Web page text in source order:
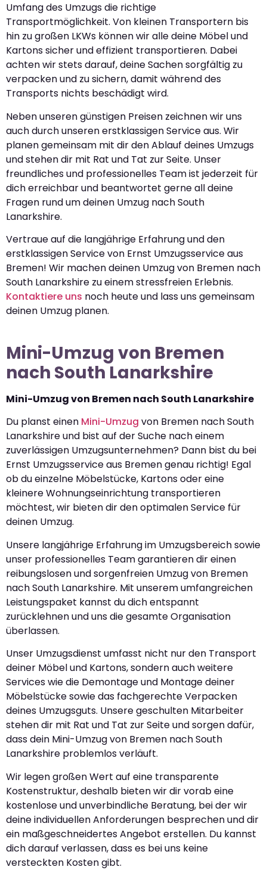
Umfang des Umzugs die richtige
Transportmöglichkeit. Von kleinen Transportern bis
hin zu großen LKWs können wir alle deine Möbel und
Kartons sicher und effizient transportieren. Dabei
achten wir stets darauf, deine Sachen sorgfältig zu
verpacken und zu sichern, damit während des
Transports nichts beschädigt wird.
Neben unseren günstigen Preisen zeichnen wir uns
auch durch unseren erstklassigen Service aus. Wir
planen gemeinsam mit dir den Ablauf deines Umzugs
und stehen dir mit Rat und Tat zur Seite. Unser
freundliches und professionelles Team ist jederzeit für
dich erreichbar und beantwortet gerne all deine
Fragen rund um deinen Umzug nach South
Lanarkshire.
Vertraue auf die langjährige Erfahrung und den
erstklassigen Service von Ernst Umzugsservice aus
Bremen! Wir machen deinen Umzug von Bremen nach
South Lanarkshire zu einem stressfreien Erlebnis.
Kontaktiere uns noch heute und lass uns gemeinsam
deinen Umzug planen.
Mini-Umzug von Bremen
nach South Lanarkshire
Mini-Umzug von Bremen nach South Lanarkshire
Du planst einen Mini-Umzug von Bremen nach South
Lanarkshire und bist auf der Suche nach einem
zuverlässigen Umzugsunternehmen? Dann bist du bei
Ernst Umzugsservice aus Bremen genau richtig! Egal
ob du einzelne Möbelstücke, Kartons oder eine
kleinere Wohnungseinrichtung transportieren
möchtest, wir bieten dir den optimalen Service für
deinen Umzug.
Unsere langjährige Erfahrung im Umzugsbereich sowie
unser professionelles Team garantieren dir einen
reibungslosen und sorgenfreien Umzug von Bremen
nach South Lanarkshire. Mit unserem umfangreichen
Leistungspaket kannst du dich entspannt
zurücklehnen und uns die gesamte Organisation
überlassen.
Unser Umzugsdienst umfasst nicht nur den Transport
deiner Möbel und Kartons, sondern auch weitere
Services wie die Demontage und Montage deiner
Möbelstücke sowie das fachgerechte Verpacken
deines Umzugsguts. Unsere geschulten Mitarbeiter
stehen dir mit Rat und Tat zur Seite und sorgen dafür,
dass dein Mini-Umzug von Bremen nach South
Lanarkshire problemlos verläuft.
Wir legen großen Wert auf eine transparente
Kostenstruktur, deshalb bieten wir dir vorab eine
kostenlose und unverbindliche Beratung, bei der wir
deine individuellen Anforderungen besprechen und dir
ein maßgeschneidertes Angebot erstellen. Du kannst
dich darauf verlassen, dass es bei uns keine
versteckten Kosten gibt.